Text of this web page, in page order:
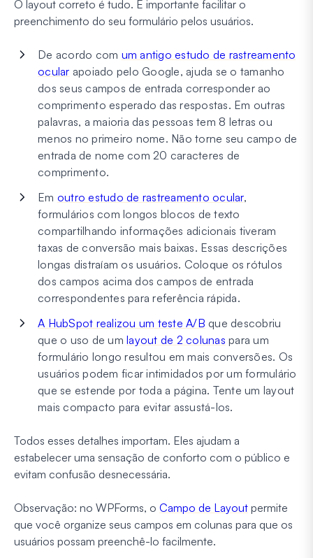
O layout correto é tudo. É importante facilitar o
preenchimento do seu formulário pelos usuários.
De acordo com um antigo estudo de rastreamento
ocular apoiado pelo Google, ajuda se o tamanho
dos seus campos de entrada corresponder ao
comprimento esperado das respostas. Em outras
palavras, a maioria das pessoas tem 8 letras ou
menos no primeiro nome. Não torne seu campo de
entrada de nome com 20 caracteres de
comprimento.
Em outro estudo de rastreamento ocular,
formulários com longos blocos de texto
compartilhando informações adicionais tiveram
taxas de conversão mais baixas. Essas descrições
longas distraíam os usuários. Coloque os rótulos
dos campos acima dos campos de entrada
correspondentes para referência rápida.
A HubSpot realizou um teste A/B que descobriu
que o uso de um layout de 2 colunas para um
formulário longo resultou em mais conversões. Os
usuários podem ficar intimidados por um formulário
que se estende por toda a página. Tente um layout
mais compacto para evitar assustá-los.
Todos esses detalhes importam. Eles ajudam a
estabelecer uma sensação de conforto com o público e
evitam confusão desnecessária.
Observação: no WPForms, o Campo de Layout permite
que você organize seus campos em colunas para que os
usuários possam preenchê-lo facilmente.